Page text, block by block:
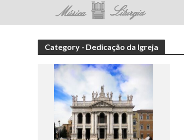
Category - Dedicação da Igreja